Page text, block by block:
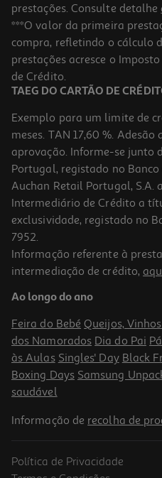
Frigorífico Combinado Samsung
203cm 387l Inox)
789.99 €/un
789,99 €
Frigorífico Combinado Bosch
Inox)
599.99 €/un
599,99 €
-6%
prestações. Consulte detalhe
***O valor da primeira
compra, refletindo o cálculo
prestações acresce o
de Crédito.
TAEG DO CARTÃO DE
Exemplo para um limite de
meses. TAN 17,60 %.
aprovação. Informe-se junto
Portugal, registado no
Auchan Retail Portugal, S.A.
Intermediário de Crédito a
exclusividade, registado no
7952.
Informação referente à
intermediação de crédito,
Ao longo do ano
Feira do Bebé Queijos,
dos Namorados Dia do Pai
às Aulas Singles' Day Black
Boxing Days Samsung
saudável
Informação de recolha de
Política de Privacidade